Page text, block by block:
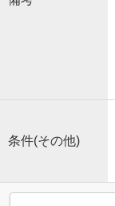
条件(その他)